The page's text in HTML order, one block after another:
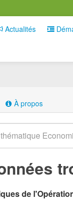
Actualités
À propos
de